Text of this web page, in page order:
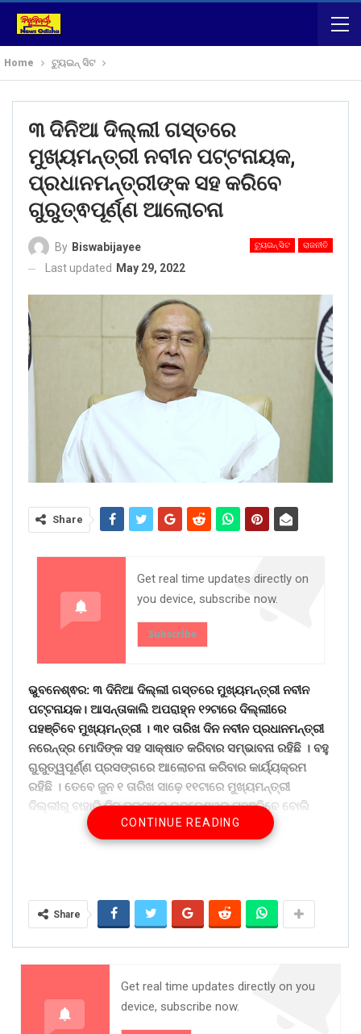
Home ଟ୍ୟୁଇନ୍ ସିଟ
୩ ଦିନିଆ ଦିଲ୍ଲୀ ଗସ୍ତରେ
ମୁଖ୍ୟମନ୍ତ୍ରୀ ନବୀନ ପଟ୍ଟନାୟକ,
ପ୍ରଧାନମନ୍ତ୍ରୀଙ୍କ ସହ କରିବେ
ଗୁରୁତ୍ଵପୂର୍ଣ୍ଣ ଆଲୋଚନା
ଟ୍ୟୁଇନ୍ ସିଟ ରାଜନୀତି
By Biswabijayee
Last updated
May 29, 2022
Share
Get real time updates directly on
you device, subscribe now.
Subscribe
ଭୁବନେଶ୍ଵର: ୩ ଦିନିଆ ଦିଲ୍ଲୀ ଗସ୍ତରେ ମୁଖ୍ୟମନ୍ତ୍ରୀ ନବୀନ
ପଟ୍ଟନାୟକ। ଆସନ୍ତାକାଲି ଅପରାହ୍ନ ୧୨ଟାରେ ଦିଲ୍ଲୀରେ
ପହଞ୍ଚିବେ ମୁଖ୍ୟମନ୍ତ୍ରୀ । ୩୧ ତାରିଖ ଦିନ ନବୀନ ପ୍ରଧାନମନ୍ତ୍ରୀ
ନରେନ୍ଦ୍ର ମୋଦିଙ୍କ ସହ ସାକ୍ଷାତ କରିବାର ସମ୍ଭାବନା ରହିଛି । ବହୁ
ଗୁରୁତ୍ୱପୂର୍ଣ୍ଣ ପ୍ରସଙ୍ଗରେ ଆଲୋଚନା କରିବାର କାର୍ୟ୍ୟକ୍ରମ
ରହିଛି । ତେବେ ଜୁନ ୧ ତାରିଖ ସାଢ଼େ ୧୧ଟାରେ ମୁଖ୍ୟମନ୍ତ୍ରୀ
ଦିଲ୍ଲୀରୁ ବାହାରି ଦିନ ଦୁଇଟାରେ ଭୁବନେଶ୍ୱର ପହଞ୍ଚିବେ ବୋଲି
ସୂଚନା ମିଳିଛି।
CONTINUE READING
Share
Get real time updates directly on you
device, subscribe now.